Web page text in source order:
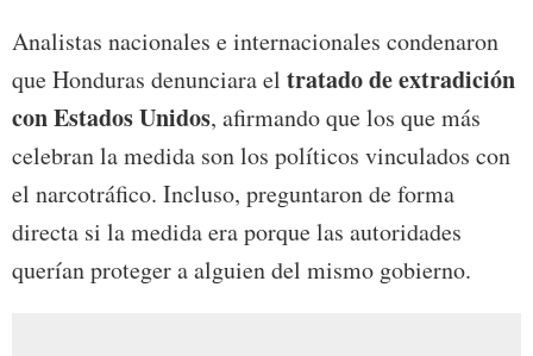
Analistas nacionales e internacionales condenaron
que Honduras denunciara el tratado de extradición
con Estados Unidos, afirmando que los que más
celebran la medida son los políticos vinculados con
el narcotráfico. Incluso, preguntaron de forma
directa si la medida era porque las autoridades
querían proteger a alguien del mismo gobierno.